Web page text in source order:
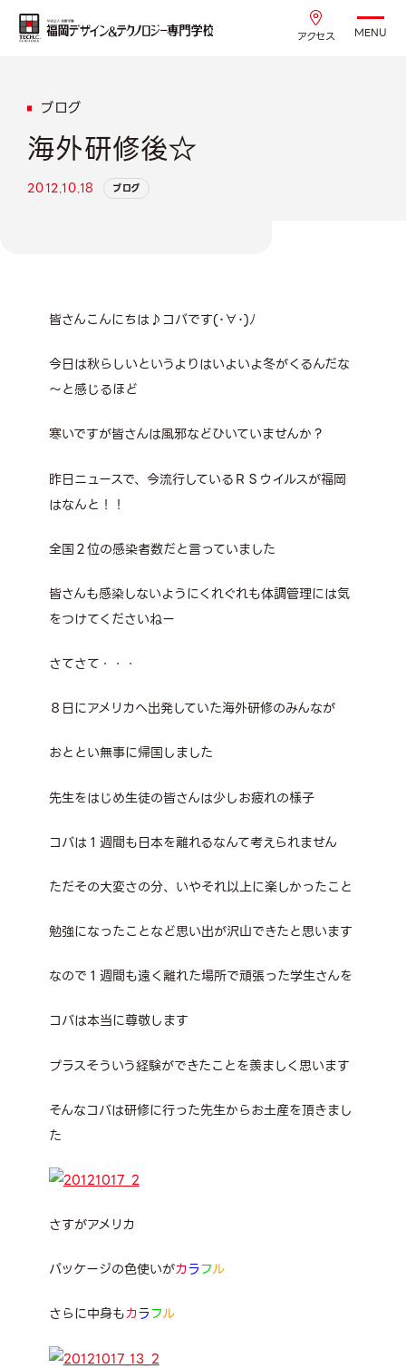
アクセス MENU
ブログ
海外研修後☆
2012.10.18 ブログ
皆さんこんにちは♪コバです(･∀･)ﾉ
今日は秋らしいというよりはいよいよ冬がくるんだな
～と感じるほど
寒いですが皆さんは風邪などひいていませんか？
昨日ニュースで、今流行しているＲＳウイルスが福岡
はなんと！！
全国２位の感染者数だと言っていました
皆さんも感染しないようにくれぐれも体調管理には気
をつけてくださいねー
さてさて・・・
８日にアメリカへ出発していた海外研修のみんなが
おととい無事に帰国しました
先生をはじめ生徒の皆さんは少しお疲れの様子
コバは１週間も日本を離れるなんて考えられません
ただその大変さの分、いやそれ以上に楽しかったこと
勉強になったことなど思い出が沢山できたと思います
なので１週間も遠く離れた場所で頑張った学生さんを
コバは本当に尊敬します
プラスそういう経験ができたことを羨ましく思います
そんなコバは研修に行った先生からお土産を頂きまし
た
さすがアメリカ
パッケージの色使いがカラフル
さらに中身もカラフル